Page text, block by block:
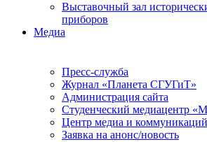
Выставочный зал
приборов
Медиа
Пресс-служба
Журнал «Планета СГУГиТ»
Администрация сайта
Студенческий медиацентр
Центр медиа и коммуникаций
Заявка на анонс/новость